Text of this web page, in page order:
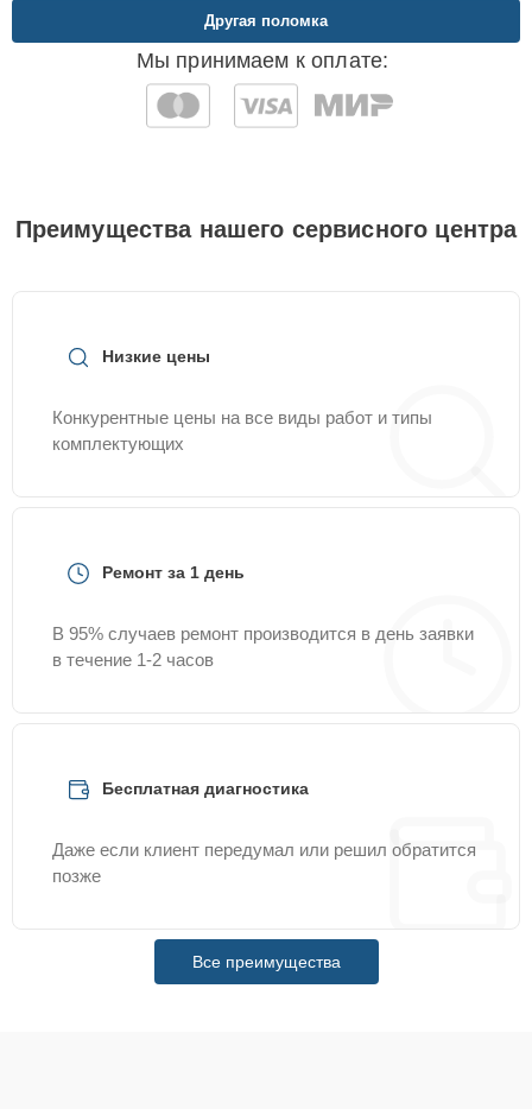
Мы принимаем к оплате:
Другая поломка
Преимущества нашего сервисного центра
Низкие цены
Конкурентные цены на все виды работ и типы
комплектующих
Ремонт за 1 день
В 95% случаев ремонт производится в день заявки
в течение 1-2 часов
Бесплатная диагностика
Даже если клиент передумал или решил обратится
позже
Все преимущества